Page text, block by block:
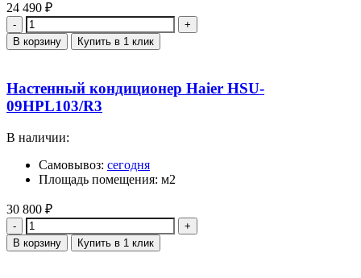
24 490 ₽
Количество
В корзину Купить в 1 клик
Настенный кондиционер Haier HSU-
09HPL103/R3
В наличии:
Самовывоз: сегодня
Площадь помещения: м2
30 800 ₽
Количество
В корзину Купить в 1 клик